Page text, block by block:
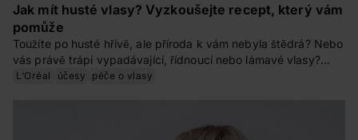
Jak mít husté vlasy? Vyzkoušejte recept, který vám
pomůže
Toužíte po husté hřívě, ale příroda k vám nebyla štědrá? Nebo
vás právě trápí vypadávající, řídnoucí nebo lámavé vlasy?
Nezoufejte! Poradíme vám, jak zvýšit hustotu vlasů.
L‘Oréal účesy péče o vlasy